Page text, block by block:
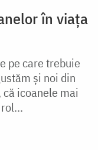
în viața
pe care trebuie
și noi din
icoanele mai